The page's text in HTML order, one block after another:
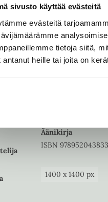
sivusto käyttää evästeitä
evästeitä
tietoja siitä,
antanut heille tai joita on
Kovakantinen kirja
9789520438302
1784x2553px
Äänikirja
ISBN
1400 x1400 px